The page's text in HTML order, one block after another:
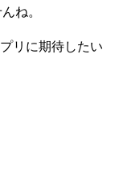
ね。
リに期待したい